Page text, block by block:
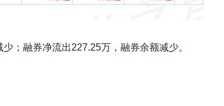
；融券净流出227.25万，融券余额减少。